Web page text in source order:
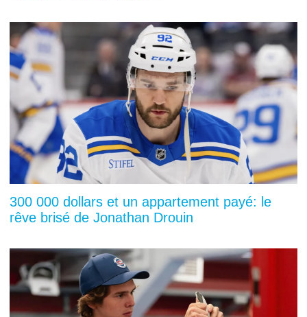
300 000 dollars et un appartement payé: le
rêve brisé de Jonathan Drouin